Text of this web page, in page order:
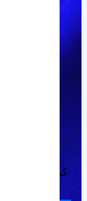
اشارة
كيف توصل الي